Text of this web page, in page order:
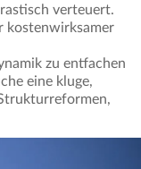
verteuert.
kostenwirksamer
zu entfachen
eine kluge,